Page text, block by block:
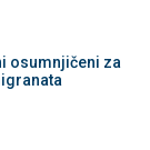
osumnjičeni za